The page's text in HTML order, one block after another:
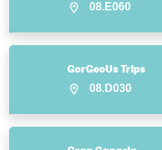
08.E060
GorGeoUs Trips
08.D030